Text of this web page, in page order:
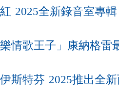
2025全新錄音室專
情歌王子」康納格雷
斯特芬 2025推出全新